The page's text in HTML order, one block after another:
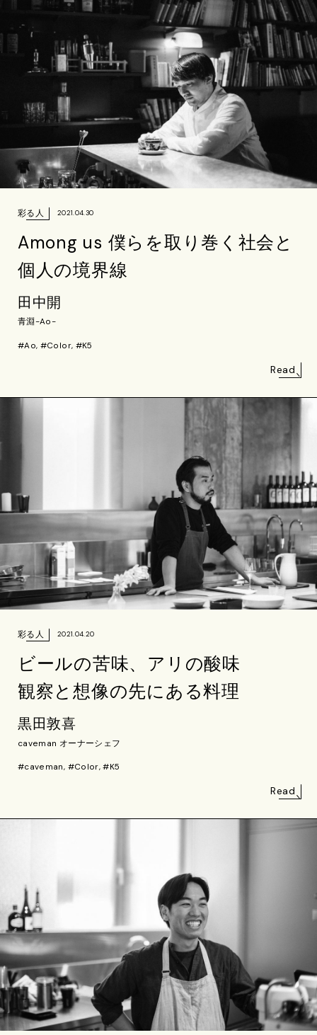
彩る人 2021.04.30
Among us 僕らを取り巻く社会と
個人の境界線
田中開
青淵-Ao-
#Ao, #Color, #K5
Read
彩る人 2021.04.20
ビールの苦味、アリの酸味
観察と想像の先にある料理
黒田敦喜
caveman オーナーシェフ
#caveman, #Color, #K5
Read